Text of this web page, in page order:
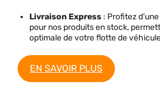
Livraison Express : Profitez
pour nos produits en stock,
optimale de votre flotte de
EN SAVOIR PLUS